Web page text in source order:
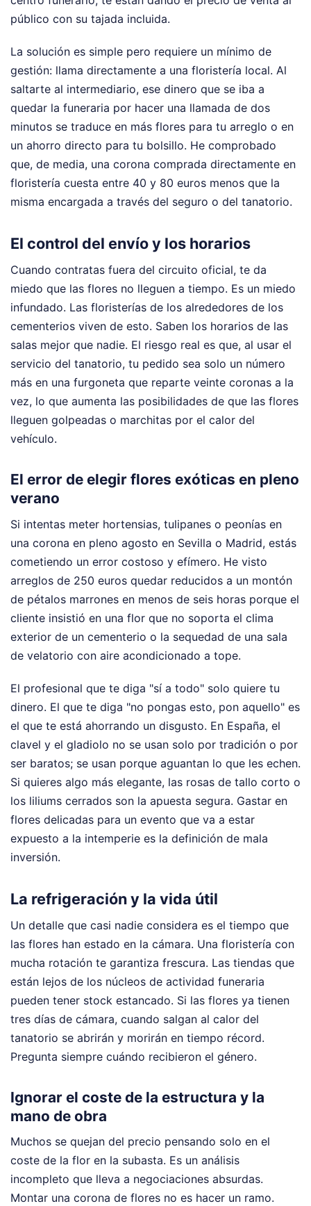
público con su tajada incluida.
La solución es simple pero requiere un mínimo de
gestión: llama directamente a una floristería local. Al
saltarte al intermediario, ese dinero que se iba a
quedar la funeraria por hacer una llamada de dos
minutos se traduce en más flores para tu arreglo o en
un ahorro directo para tu bolsillo. He comprobado
que, de media, una corona comprada directamente en
floristería cuesta entre 40 y 80 euros menos que la
misma encargada a través del seguro o del tanatorio.
El control del envío y los horarios
Cuando contratas fuera del circuito oficial, te da
miedo que las flores no lleguen a tiempo. Es un miedo
infundado. Las floristerías de los alrededores de los
cementerios viven de esto. Saben los horarios de las
salas mejor que nadie. El riesgo real es que, al usar el
servicio del tanatorio, tu pedido sea solo un número
más en una furgoneta que reparte veinte coronas a la
vez, lo que aumenta las posibilidades de que las flores
lleguen golpeadas o marchitas por el calor del
vehículo.
El error de elegir flores exóticas en pleno
verano
Si intentas meter hortensias, tulipanes o peonías en
una corona en pleno agosto en Sevilla o Madrid, estás
cometiendo un error costoso y efímero. He visto
arreglos de 250 euros quedar reducidos a un montón
de pétalos marrones en menos de seis horas porque el
cliente insistió en una flor que no soporta el clima
exterior de un cementerio o la sequedad de una sala
de velatorio con aire acondicionado a tope.
El profesional que te diga "sí a todo" solo quiere tu
dinero. El que te diga "no pongas esto, pon aquello" es
el que te está ahorrando un disgusto. En España, el
clavel y el gladiolo no se usan solo por tradición o por
ser baratos; se usan porque aguantan lo que les echen.
Si quieres algo más elegante, las rosas de tallo corto o
los liliums cerrados son la apuesta segura. Gastar en
flores delicadas para un evento que va a estar
expuesto a la intemperie es la definición de mala
inversión.
La refrigeración y la vida útil
Un detalle que casi nadie considera es el tiempo que
las flores han estado en la cámara. Una floristería con
mucha rotación te garantiza frescura. Las tiendas que
están lejos de los núcleos de actividad funeraria
pueden tener stock estancado. Si las flores ya tienen
tres días de cámara, cuando salgan al calor del
tanatorio se abrirán y morirán en tiempo récord.
Pregunta siempre cuándo recibieron el género.
Ignorar el coste de la estructura y la
mano de obra
Muchos se quejan del precio pensando solo en el
coste de la flor en la subasta. Es un análisis
incompleto que lleva a negociaciones absurdas.
Montar una corona de flores no es hacer un ramo.